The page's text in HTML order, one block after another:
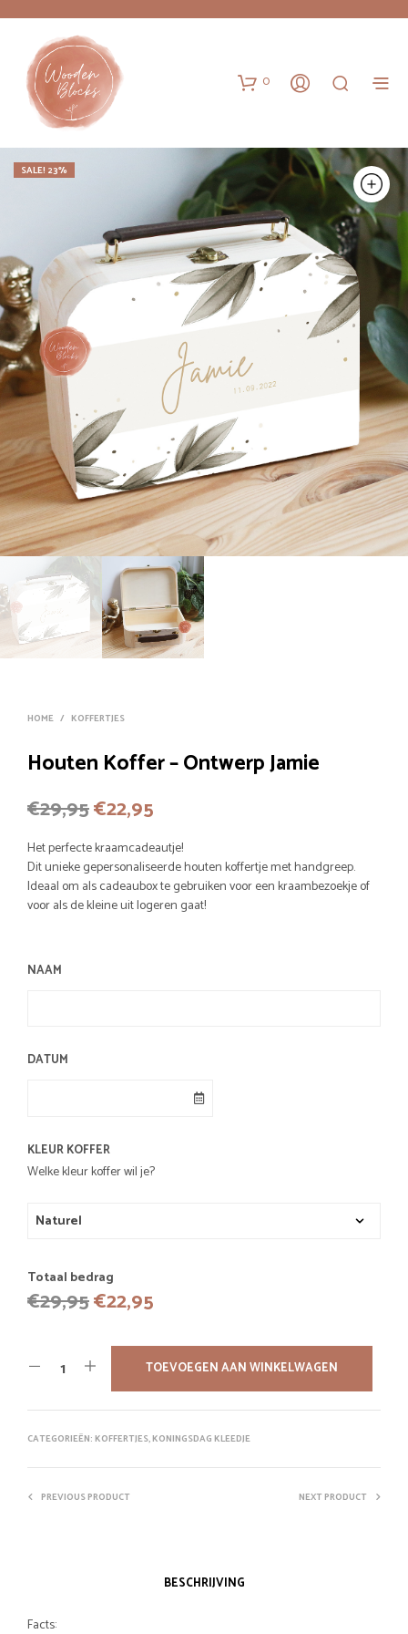
0
SALE! 23%
HOME / KOFFERTJES
Houten Koffer – Ontwerp Jamie
€29,95Oorspronkelijke
prijs
was:
€29,95.
€22,95
prijs
is:
€22,95.
Het perfecte kraamcadeautje!
Dit unieke gepersonaliseerde houten koffertje met handgreep.
Ideaal om als cadeaubox te gebruiken voor een kraambezoekje of
voor als de kleine uit logeren gaat!
NAAM
DATUM
KLEUR KOFFER
Welke kleur koffer wil je?
Totaal bedrag
€29,95Oorspronkelijke
was:
€29,95.
€22,95
is:
€22,95.
TOEVOEGEN AAN WINKELWAGEN
CATEGORIEËN:KOFFERTJES,KONINGSDAG KLEEDJE
PREVIOUS PRODUCT NEXT PRODUCT
BESCHRIJVING
Facts: